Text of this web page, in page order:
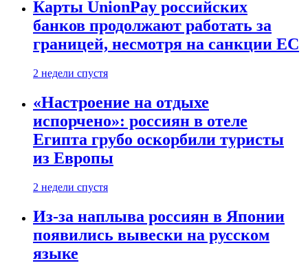
Карты UnionPay российских
банков продолжают работать за
границей, несмотря на санкции ЕС
2 недели спустя
«Настроение на отдыхе
испорчено»: россиян в отеле
Египта грубо оскорбили туристы
из Европы
2 недели спустя
Из-за наплыва россиян в Японии
появились вывески на русском
языке